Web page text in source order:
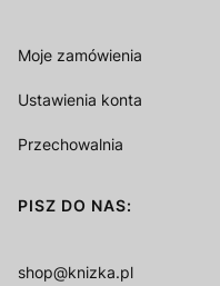
Moje zamówienia
Ustawienia konta
Przechowalnia
PISZ DO NAS:
shop@knizka.pl